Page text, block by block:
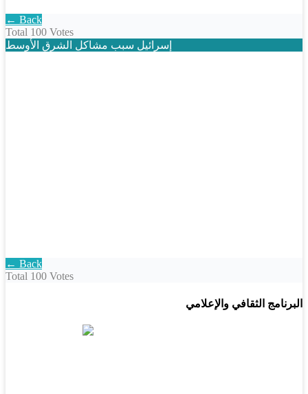
← Back
Total 100 Votes
إسرائيل سبب مشاكل الشرق الأوسط
← Back
Total 100 Votes
البرنامج الثقافي والإعلامي